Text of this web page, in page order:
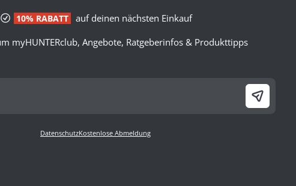
10% RABATT
auf deinen nächsten Einkauf
myHUNTERclub, Angebote, Ratgeberinfos & Produkttipps
DatenschutzKostenlose Abmeldung